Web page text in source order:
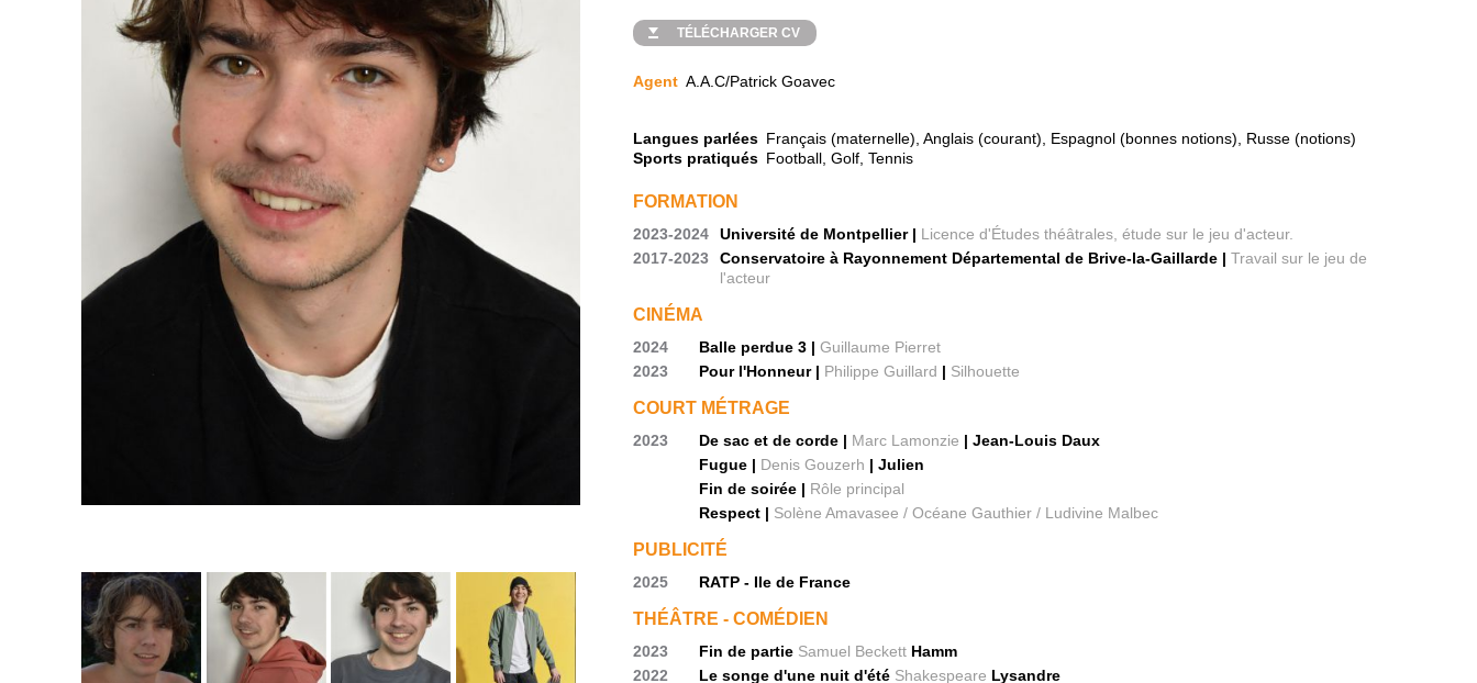
TÉLÉCHARGER CV
Agent A.A.C/Patrick Goavec
Langues parlées Français (maternelle), Anglais (courant), Espagnol (bonnes notions), Russe (notions)
Sports pratiqués Football, Golf, Tennis
FORMATION
2023-2024 Université de Montpellier | Licence d'Études théâtrales, étude sur le jeu d'acteur.
2017-2023
Conservatoire à Rayonnement Départemental de Brive-la-Gaillarde |Travail sur le jeu de
l'acteur
CINÉMA
2024 Balle perdue 3 |Guillaume Pierret
2023
Pour l'Honneur | Philippe Guillard | Silhouette
COURT MÉTRAGE
2023 De sac et de corde | Marc Lamonzie | Jean-Louis Daux
Fugue | Denis Gouzerh | Julien
Fin de soirée | Rôle principal
Respect | Solène Amavasee / Océane Gauthier / Ludivine Malbec
PUBLICITÉ
2025 RATP - Ile de France
THÉÂTRE - COMÉDIEN
2023 Fin de partie Samuel Beckett Hamm
2022
Le songe d'une nuit d'été Shakespeare Lysandre